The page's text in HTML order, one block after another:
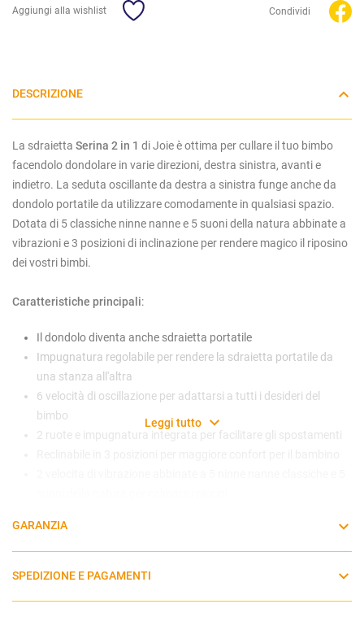
Aggiungi alla wishlist Condividi
DESCRIZIONE
La sdraietta Serina 2 in 1 di Joie è ottima per cullare il tuo bimbo
facendolo dondolare in varie direzioni, destra sinistra, avanti e
indietro. La seduta oscillante da destra a sinistra funge anche da
dondolo portatile da utilizzare comodamente in qualsiasi spazio.
Dotata di 5 classiche ninne nanne e 5 suoni della natura abbinate a
vibrazioni e 3 posizioni di inclinazione per rendere magico il riposino
dei vostri bimbi.
Caratteristiche principali:
Il dondolo diventa anche sdraietta portatile
Impugnatura regolabile per rendere la sdraietta portatile da
una stanza all'altra
6 velocità di oscillazione per adattarsi a tutti i desideri del
bimbo
2 ruote e impugnatura integrata per facilitare gli spostamenti
Morbido supporto per il corpo del bambino, sfoderabile e
lavabile, e rivestimento seduta comodo e avvolgente
La seduta gira di 90° sul telaio per modificare la direzione di
Leggi tutto
GARANZIA
SPEDIZIONE E PAGAMENTI